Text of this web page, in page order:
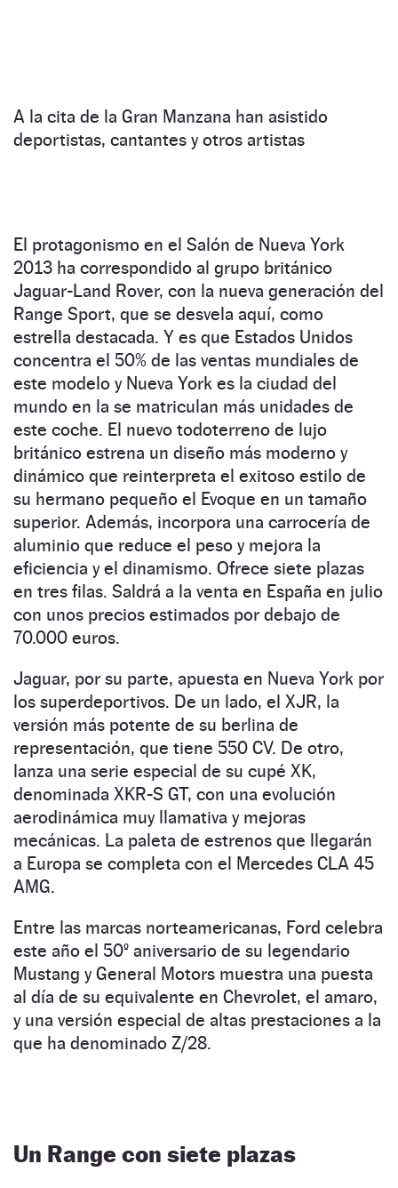
A la cita de la Gran Manzana han asistido
deportistas, cantantes y otros artistas
El protagonismo en el Salón de Nueva York
2013 ha correspondido al grupo británico
Jaguar-Land Rover, con la nueva generación del
Range Sport, que se desvela aquí, como
estrella destacada. Y es que Estados Unidos
concentra el 50% de las ventas mundiales de
este modelo y Nueva York es la ciudad del
mundo en la se matriculan más unidades de
este coche. El nuevo todoterreno de lujo
británico estrena un diseño más moderno y
dinámico que reinterpreta el exitoso estilo de
su hermano pequeño el Evoque en un tamaño
superior. Además, incorpora una carrocería de
aluminio que reduce el peso y mejora la
eficiencia y el dinamismo. Ofrece siete plazas
en tres filas. Saldrá a la venta en España en julio
con unos precios estimados por debajo de
70.000 euros.
Jaguar, por su parte, apuesta en Nueva York por
los superdeportivos. De un lado, el XJR, la
versión más potente de su berlina de
representación, que tiene 550 CV. De otro,
lanza una serie especial de su cupé XK,
denominada XKR-S GT, con una evolución
aerodinámica muy llamativa y mejoras
mecánicas. La paleta de estrenos que llegarán
a Europa se completa con el Mercedes CLA 45
AMG.
Entre las marcas norteamericanas, Ford celebra
este año el 50º aniversario de su legendario
Mustang y General Motors muestra una puesta
al día de su equivalente en Chevrolet, el amaro,
y una versión especial de altas prestaciones a la
que ha denominado Z/28.
Un Range con siete plazas